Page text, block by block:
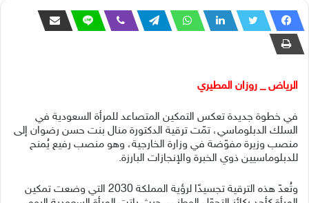
الرياض _ روزان المطيري
في خطوة جديدة تعكس التمكين المتصاعد للمرأة السعودية في
السلك الدبلوماسي، تمّت ترقية الدكتورة منال بنت حسن رضوان إلى
منصب وزيرة مفوّضة في وزارة الخارجية، وهو منصب رفيع يُمنح
للدبلوماسيين ذوي الخبرة والإنجازات البارزة.
وتُعدّ هذه الترقية تجسيدًا لرؤية المملكة 2030 التي وضعت تمكين